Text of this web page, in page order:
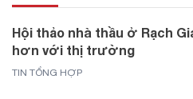
Hội thảo nhà thầu ở Rạch
hơn với thị trường
TIN TỔNG HỢP